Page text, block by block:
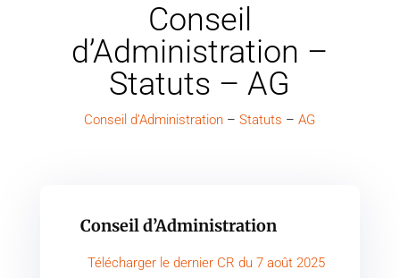
Conseil
d’Administration –
Statuts – AG
Conseil d’Administration –Statuts –AG
Conseil d’Administration
Télécharger le dernier CR du 7 août 2025